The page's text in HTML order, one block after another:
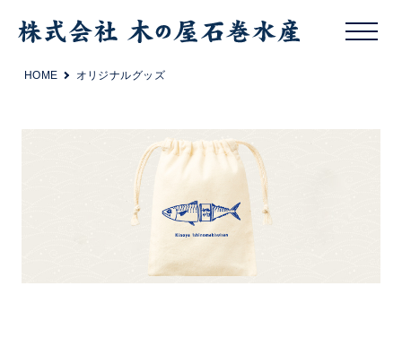
HOME オリジナルグッズ